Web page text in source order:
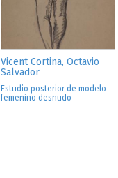
Vicent Cortina, Octavio
Salvador
Estudio posterior de modelo
femenino desnudo